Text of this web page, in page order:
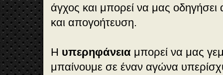
άγχος και μπορεί να μας οδηγήσει
και απογοήτευση.
Η υπερηφάνεια μπορεί να μας
μπαίνουμε σε έναν αγώνα